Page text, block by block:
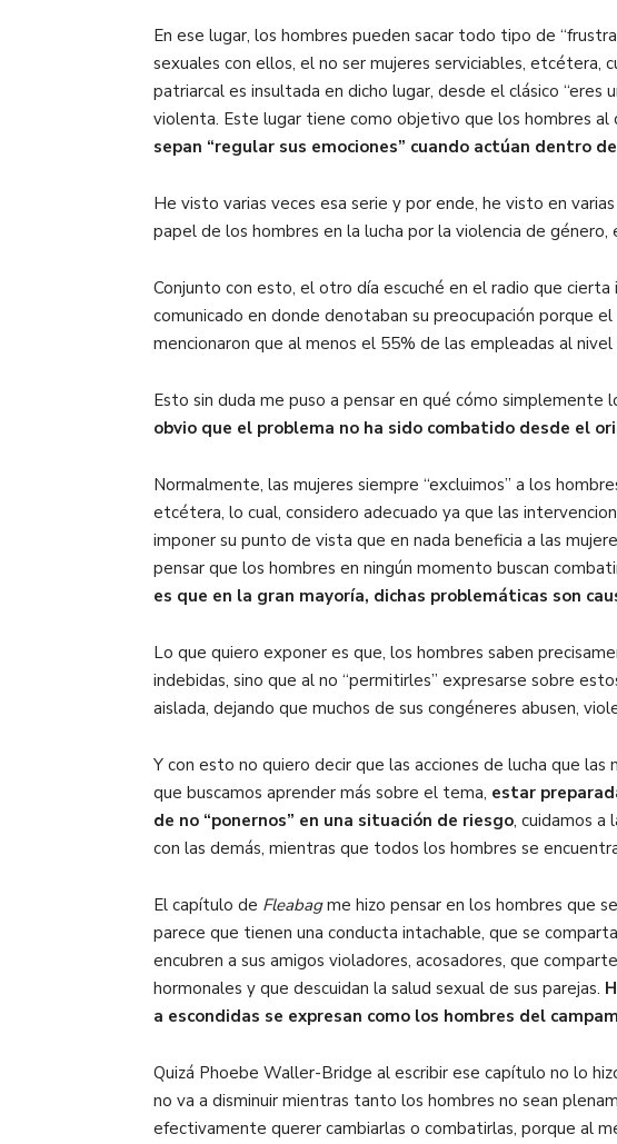
En ese lugar, los hombres pueden sacar todo tipo de
sexuales con ellos, el no ser mujeres serviciables,
patriarcal es insultada en dicho lugar, desde el clásico
violenta. Este lugar tiene como objetivo que los hombres al
sepan “regular sus emociones” cuando actúan dentro
He visto varias veces esa serie y por ende, he visto en
papel de los hombres en la lucha por la violencia de
Conjunto con esto, el otro día escuché en el radio que
comunicado en donde denotaban su preocupación porque
mencionaron que al menos el 55% de las empleadas al
Esto sin duda me puso a pensar en qué cómo simplemente
obvio que el problema no ha sido combatido desde el
Normalmente, las mujeres siempre “excluimos” a los
etcétera, lo cual, considero adecuado ya que las
imponer su punto de vista que en nada beneficia a las
pensar que los hombres en ningún momento buscan
es que en la gran mayoría, dichas problemáticas son
Lo que quiero exponer es que, los hombres saben
indebidas, sino que al no “permitirles” expresarse sobre
aislada, dejando que muchos de sus congéneres abusen,
Y con esto no quiero decir que las acciones de lucha que
que buscamos aprender más sobre el tema, estar
de no “ponernos” en una situación de riesgo, cuidamos a
con las demás, mientras que todos los hombres se
El capítulo de Fleabagme hizo pensar en los hombres que
parece que tienen una conducta intachable, que se
encubren a sus amigos violadores, acosadores, que
hormonales y que descuidan la salud sexual de sus parejas.
a escondidas se expresan como los hombres del
Quizá Phoebe Waller-Bridge al escribir ese capítulo no lo
no va a disminuir mientras tanto los hombres no sean
efectivamente querer cambiarlas o combatirlas, porque al